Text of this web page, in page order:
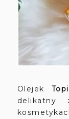
Olejek
delikatny